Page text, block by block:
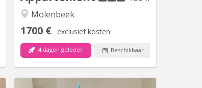
Molenbeek
1700 € exclusief kosten
4 dagen geleden Beschikbaar